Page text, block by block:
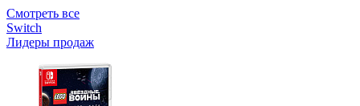
Смотреть все
Switch
Лидеры продаж